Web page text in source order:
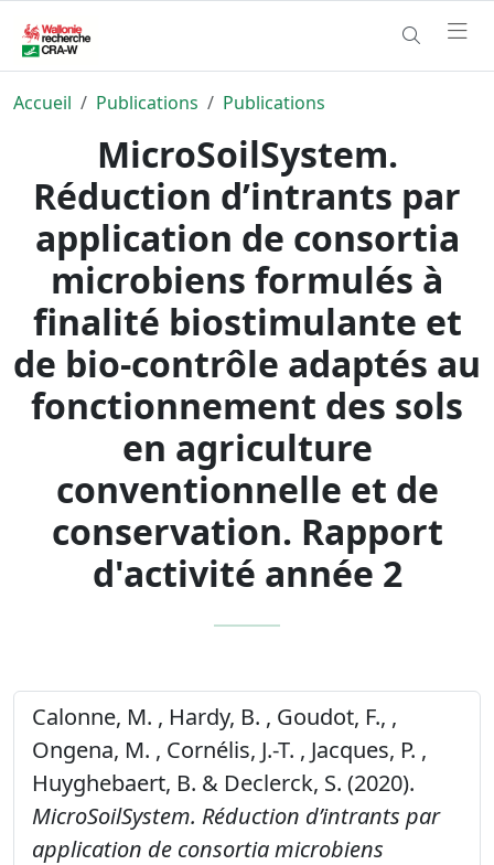
Accueil Publications Publications
MicroSoilSystem.
Réduction d’intrants par
application de consortia
microbiens formulés à
finalité biostimulante et
de bio-contrôle adaptés au
fonctionnement des sols
en agriculture
conventionnelle et de
conservation. Rapport
d'activité année 2
Calonne, M. , Hardy, B. , Goudot, F., ,
Ongena, M. , Cornélis, J.-T. , Jacques, P. ,
Huyghebaert, B. & Declerck, S. (2020).
MicroSoilSystem. Réduction d’intrants par
application de consortia microbiens